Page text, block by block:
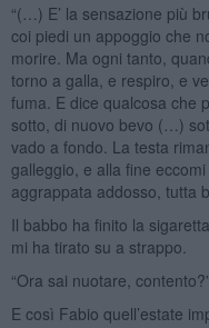
“(…) E’ la sensazione più
coi piedi un appoggio che
morire. Ma ogni tanto,
torno a galla, e respiro, e
fuma. E dice qualcosa che
sotto, di nuovo bevo (…)
vado a fondo. La testa
galleggio, e alla fine
aggrappata addosso, tutta
Il babbo ha finito la
mi ha tirato su a strappo.
“Ora sai nuotare, contento?”
E così Fabio quell’estate